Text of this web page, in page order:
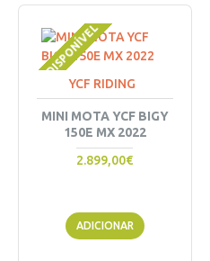
INDISPONÍVELYCF RIDING
MINI MOTA YCF BIGY
150E MX 2022
2.899,00€
ADICIONAR